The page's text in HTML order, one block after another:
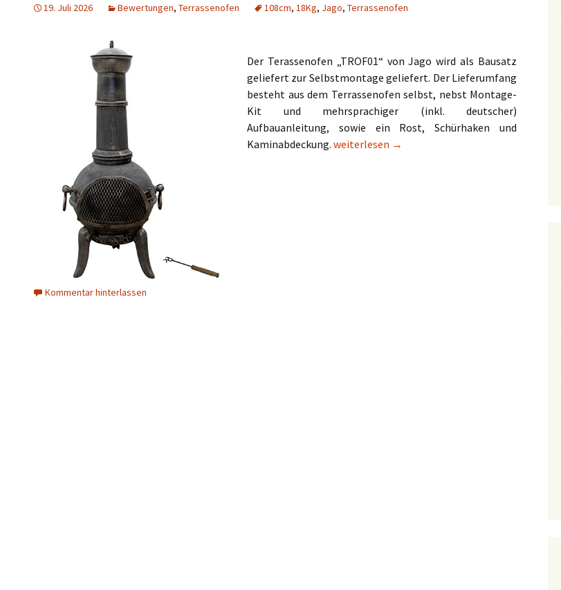
Jago Terrassenofen
TROF01
Buschbeck Mexiko-Ofen
GZ35774
Nexos Aztekenofen
Nexos GZ35659
Druline Gartenkamin
Gartengrillkamin Nova
von Wellfire
Gartengrillkamin Bozen
von Buschbeck
Archiv
19. Juli 2026 Bewertungen, Terrassenofen 108cm, 18Kg, Jago, Terrassenofen
Der Terassenofen „TROF01“ von Jago wird als Bausatz
geliefert zur Selbstmontage geliefert. Der Lieferumfang
besteht aus dem Terrassenofen selbst, nebst Montage-
Kit und mehrsprachiger (inkl. deutscher)
Aufbauanleitung, sowie ein Rost, Schürhaken und
Kaminabdeckung. Jago Terrassenofen TROF01
weiterlesen →
Kommentar hinterlassen